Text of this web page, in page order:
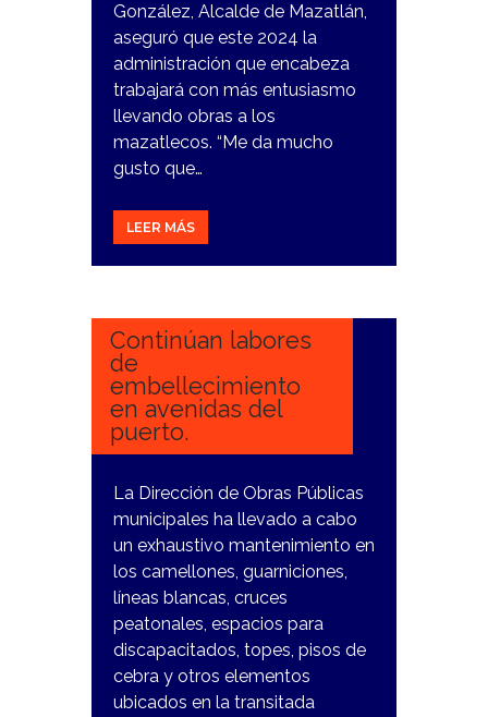
González, Alcalde de Mazatlán,
aseguró que este 2024 la
administración que encabeza
trabajará con más entusiasmo
llevando obras a los
mazatlecos. “Me da mucho
gusto que…
LEER MÁS
30
Continúan labores
de
embellecimiento
en avenidas del
puerto.
La Dirección de Obras Públicas
municipales ha llevado a cabo
un exhaustivo mantenimiento en
los camellones, guarniciones,
líneas blancas, cruces
peatonales, espacios para
discapacitados, topes, pisos de
cebra y otros elementos
ubicados en la transitada